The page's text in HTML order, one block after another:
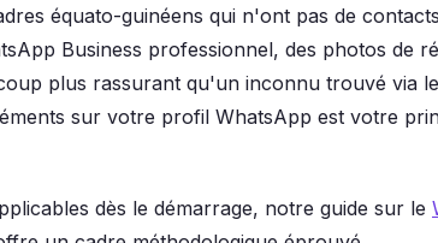
équato-guinéens qui n'ont pas de
Business professionnel, des photos de
plus rassurant qu'un inconnu trouvé via
sur votre profil WhatsApp est votre
dès le démarrage, notre guide sur le